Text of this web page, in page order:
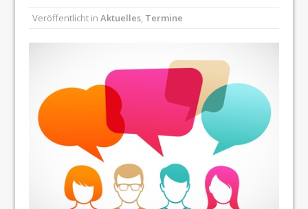
Veröffentlicht inAktuelles, Termine